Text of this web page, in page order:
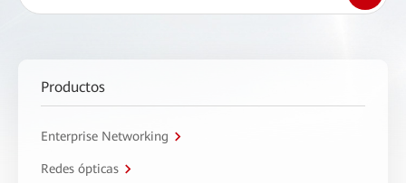
Productos
Enterprise Networking
Redes ópticas